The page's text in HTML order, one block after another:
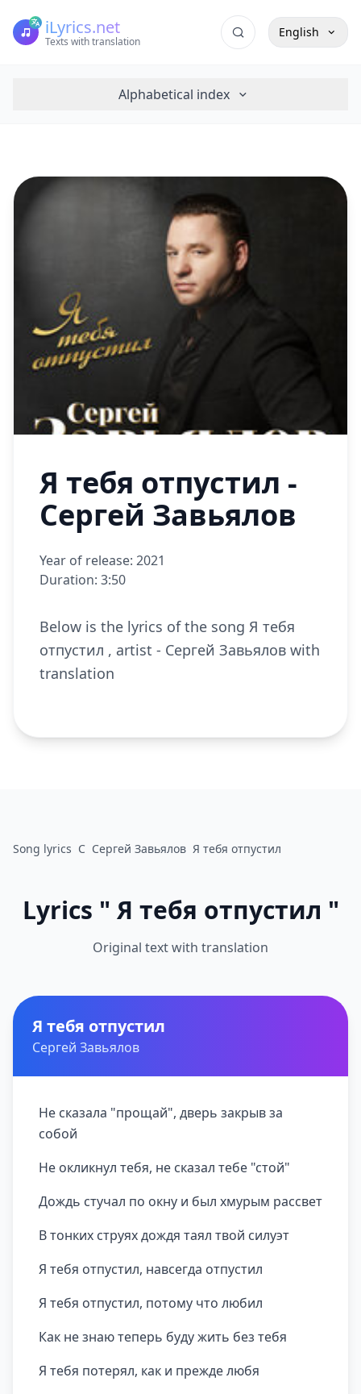
iLyrics.net
Texts with translation
English
Alphabetical index
Я тебя отпустил -
Сергей Завьялов
Year of release: 2021
Duration: 3:50
Below is the lyrics of the song Я тебя
отпустил , artist - Сергей Завьялов with
translation
Song lyrics С Сергей Завьялов Я тебя отпустил
Lyrics " Я тебя отпустил "
Original text with translation
Я тебя отпустил
Сергей Завьялов
Не сказала "прощай", дверь закрыв за
собой
Не окликнул тебя, не сказал тебе "стой"
Дождь стучал по окну и был хмурым рассвет
В тонких струях дождя таял твой силуэт
Я тебя отпустил, навсегда отпустил
Я тебя отпустил, потому что любил
Как не знаю теперь буду жить без тебя
Я тебя потерял, как и прежде любя